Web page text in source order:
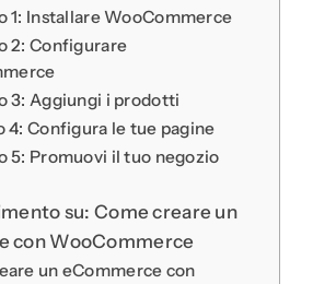
1: Installare WooCommerce
2: Configurare
3: Aggiungi i prodotti
4: Configura le tue pagine
5: Promuovi il tuo negozio
su: Come creare un
con WooCommerce
un eCommerce con